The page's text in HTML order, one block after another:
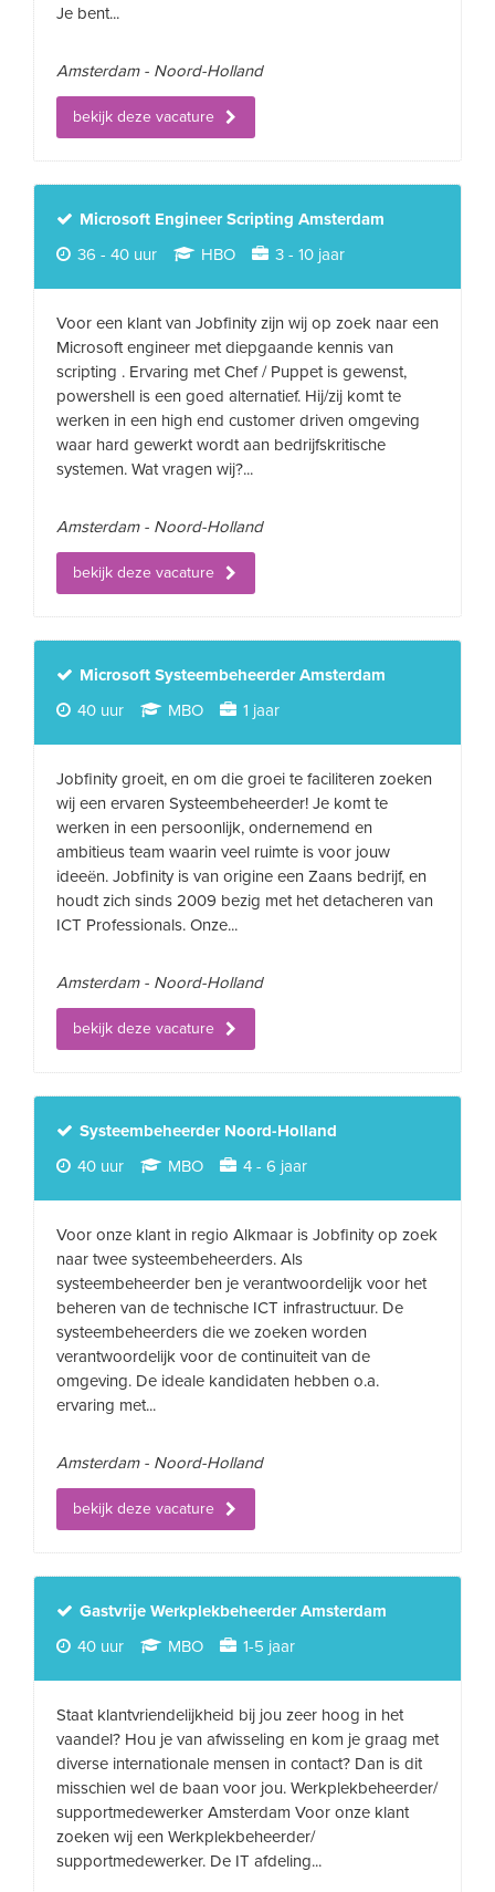
Je bent...
Amsterdam - Noord-Holland
bekijk deze vacature
Microsoft Engineer Scripting Amsterdam
36 - 40 uur
HBO 3 - 10 jaar
Voor een klant van Jobfinity zijn wij op zoek naar een
Microsoft engineer met diepgaande kennis van
scripting . Ervaring met Chef / Puppet is gewenst,
powershell is een goed alternatief. Hij/zij komt te
werken in een high end customer driven omgeving
waar hard gewerkt wordt aan bedrijfskritische
systemen. Wat vragen wij?...
Amsterdam - Noord-Holland
bekijk deze vacature
Microsoft Systeembeheerder Amsterdam
40 uur
MBO 1 jaar
Jobfinity groeit, en om die groei te faciliteren zoeken
wij een ervaren Systeembeheerder! Je komt te
werken in een persoonlijk, ondernemend en
ambitieus team waarin veel ruimte is voor jouw
ideeën. Jobfinity is van origine een Zaans bedrijf, en
houdt zich sinds 2009 bezig met het detacheren van
ICT Professionals. Onze...
Amsterdam - Noord-Holland
bekijk deze vacature
Systeembeheerder Noord-Holland
40 uur
MBO 4 - 6 jaar
Voor onze klant in regio Alkmaar is Jobfinity op zoek
naar twee systeembeheerders. Als
systeembeheerder ben je verantwoordelijk voor het
beheren van de technische ICT infrastructuur. De
systeembeheerders die we zoeken worden
verantwoordelijk voor de continuiteit van de
omgeving. De ideale kandidaten hebben o.a.
ervaring met...
Amsterdam - Noord-Holland
bekijk deze vacature
Gastvrije Werkplekbeheerder Amsterdam
40 uur
MBO 1-5 jaar
Staat klantvriendelijkheid bij jou zeer hoog in het
vaandel? Hou je van afwisseling en kom je graag met
diverse internationale mensen in contact? Dan is dit
misschien wel de baan voor jou. Werkplekbeheerder/
supportmedewerker Amsterdam Voor onze klant
zoeken wij een Werkplekbeheerder/
supportmedewerker. De IT afdeling...